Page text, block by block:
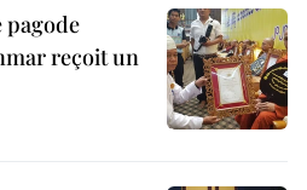
pagode
reçoit un